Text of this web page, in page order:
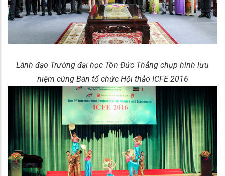
Lãnh đạo Trường đại học Tôn Đức Thắng chụp hình lưu
niệm cùng Ban tổ chức Hội thảo ICFE 2016